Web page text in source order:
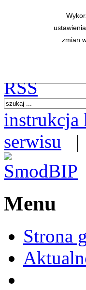
zmian
instrukcja
serwisu |
Menu
Strona